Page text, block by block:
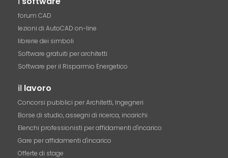
forum CAD
lezioni di AutoCAD on-line
librerie dei simboli
Software gratuiti per architetti
Software per il Risparmio Energetico
il lavoro
Concorsi pubblici per Architetti, Ingegneri
Borse di studio, assegni di ricerca, incarichi
Elenchi professionisti per affidamenti d'incarico
Gare per affidamenti d'incarico
Offerte di stage